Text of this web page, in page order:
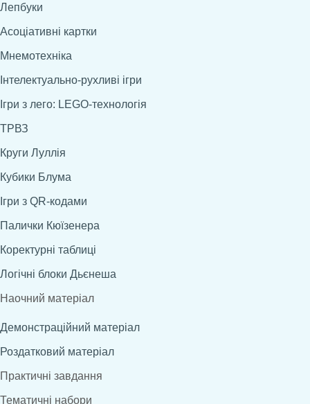
Лепбуки
Асоціативні картки
Мнемотехніка
Інтелектуально-рухливі ігри
Ігри з лего: LEGO-технологія
ТРВЗ
Круги Луллія
Кубики Блума
Ігри з QR-кодами
Палички Кюїзенера
Коректурні таблиці
Логічні блоки Дьєнеша
Наочний матеріал
Демонстраційний матеріал
Роздатковий матеріал
Практичні завдання
Тематичні набори